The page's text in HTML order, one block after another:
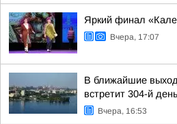
Яркий финал
Вчера, 17:07
В ближайшие
встретит 304-й
Вчера, 16:53